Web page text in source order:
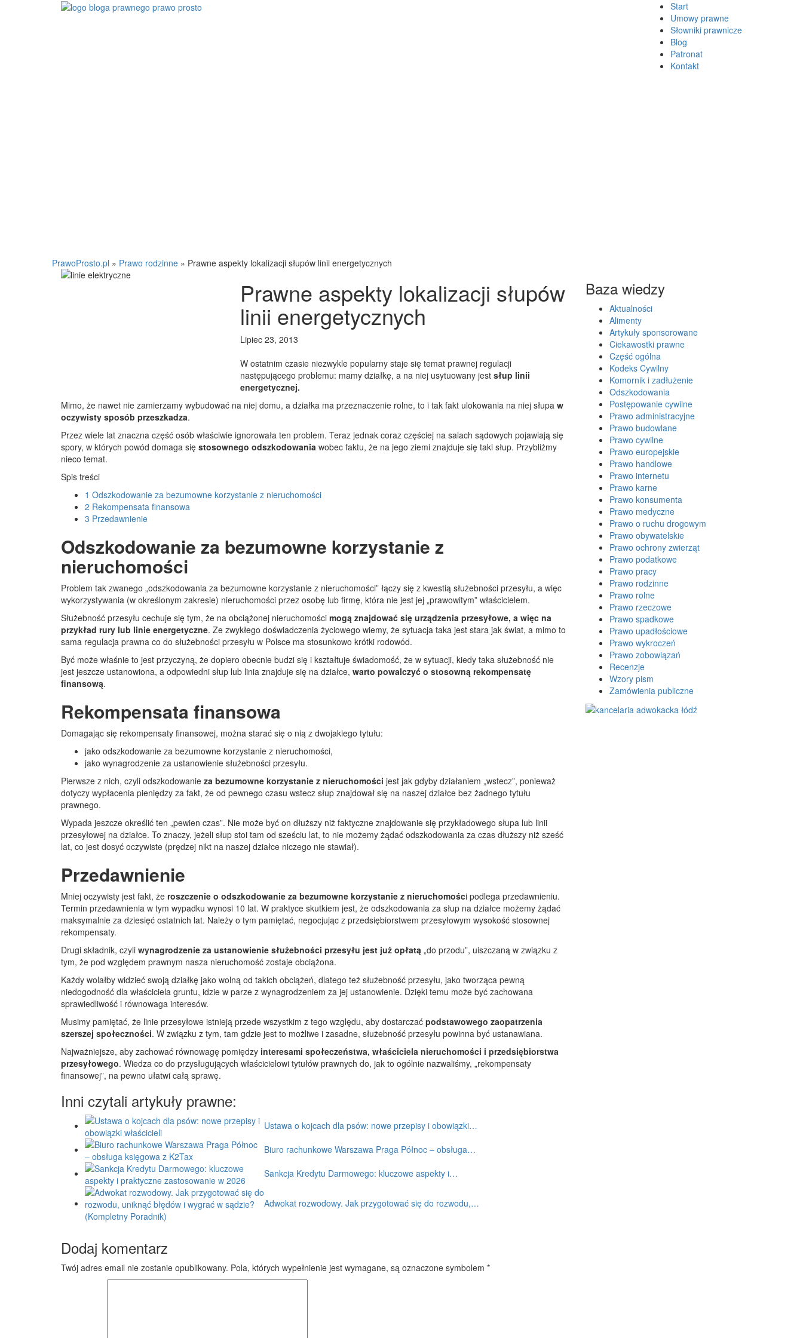
Start
Umowy prawne
Słowniki prawnicze
Blog
Patronat
Kontakt
PrawoProsto.pl » Prawo rodzinne » Prawne aspekty lokalizacji słupów linii energetycznych
Prawne aspekty lokalizacji słupów
linii energetycznych
Lipiec 23, 2013
W ostatnim czasie niezwykle popularny staje się temat prawnej regulacji
następującego problemu: mamy działkę, a na niej usytuowany jest słup linii
energetycznej.
Mimo, że nawet nie zamierzamy wybudować na niej domu, a działka ma przeznaczenie rolne, to i tak fakt ulokowania na niej słupa w
oczywisty sposób przeszkadza.
Przez wiele lat znaczna część osób właściwie ignorowała ten problem. Teraz jednak coraz częściej na salach sądowych pojawiają się
spory, w których powód domaga się stosownego odszkodowania wobec faktu, że na jego ziemi znajduje się taki słup. Przybliżmy
nieco temat.
Spis treści
1 Odszkodowanie za bezumowne korzystanie z nieruchomości
2 Rekompensata finansowa
3 Przedawnienie
Odszkodowanie za bezumowne korzystanie z
nieruchomości
Problem tak zwanego „odszkodowania za bezumowne korzystanie z nieruchomości” łączy się z kwestią służebności przesyłu, a więc
wykorzystywania (w określonym zakresie) nieruchomości przez osobę lub firmę, która nie jest jej „prawowitym” właścicielem.
Służebność przesyłu cechuje się tym, że na obciążonej nieruchomości mogą znajdować się urządzenia przesyłowe, a więc na
przykład rury lub linie energetyczne. Ze zwykłego doświadczenia życiowego wiemy, że sytuacja taka jest stara jak świat, a mimo to
sama regulacja prawna co do służebności przesyłu w Polsce ma stosunkowo krótki rodowód.
Być może właśnie to jest przyczyną, że dopiero obecnie budzi się i kształtuje świadomość, że w sytuacji, kiedy taka służebność nie
jest jeszcze ustanowiona, a odpowiedni słup lub linia znajduje się na działce, warto powalczyć o stosowną rekompensatę
finansową.
Rekompensata finansowa
Domagając się rekompensaty finansowej, można starać się o nią z dwojakiego tytułu:
jako odszkodowanie za bezumowne korzystanie z nieruchomości,
jako wynagrodzenie za ustanowienie służebności przesyłu.
Pierwsze z nich, czyli odszkodowanie za bezumowne korzystanie z nieruchomości jest jak gdyby działaniem „wstecz”, ponieważ
dotyczy wypłacenia pieniędzy za fakt, że od pewnego czasu wstecz słup znajdował się na naszej działce bez żadnego tytułu
prawnego.
Wypada jeszcze określić ten „pewien czas”. Nie może być on dłuższy niż faktyczne znajdowanie się przykładowego słupa lub linii
przesyłowej na działce. To znaczy, jeżeli słup stoi tam od sześciu lat, to nie możemy żądać odszkodowania za czas dłuższy niż sześć
lat, co jest dosyć oczywiste (prędzej nikt na naszej działce niczego nie stawiał).
Przedawnienie
Mniej oczywisty jest fakt, że roszczenie o odszkodowanie za bezumowne korzystanie z nieruchomości podlega przedawnieniu.
Termin przedawnienia w tym wypadku wynosi 10 lat. W praktyce skutkiem jest, że odszkodowania za słup na działce możemy żądać
maksymalnie za dziesięć ostatnich lat. Należy o tym pamiętać, negocjując z przedsiębiorstwem przesyłowym wysokość stosownej
rekompensaty.
Drugi składnik, czyli wynagrodzenie za ustanowienie służebności przesyłu jest już opłatą „do przodu”, uiszczaną w związku z
tym, że pod względem prawnym nasza nieruchomość zostaje obciążona.
Każdy wolałby widzieć swoją działkę jako wolną od takich obciążeń, dlatego też służebność przesyłu, jako tworząca pewną
niedogodność dla właściciela gruntu, idzie w parze z wynagrodzeniem za jej ustanowienie. Dzięki temu może być zachowana
sprawiedliwość i równowaga interesów.
Musimy pamiętać, że linie przesyłowe istnieją przede wszystkim z tego względu, aby dostarczać podstawowego zaopatrzenia
szerszej społeczności. W związku z tym, tam gdzie jest to możliwe i zasadne, służebność przesyłu powinna być ustanawiana.
Najważniejsze, aby zachować równowagę pomiędzy interesami społeczeństwa, właściciela nieruchomości i przedsiębiorstwa
przesyłowego. Wiedza co do przysługujących właścicielowi tytułów prawnych do, jak to ogólnie nazwaliśmy, „rekompensaty
finansowej”, na pewno ułatwi całą sprawę.
Inni czytali artykuły prawne:
Ustawa o kojcach dla psów: nowe przepisy i obowiązki…
Biuro rachunkowe Warszawa Praga Północ – obsługa…
Sankcja Kredytu Darmowego: kluczowe aspekty i…
Adwokat rozwodowy. Jak przygotować się do rozwodu,…
Dodaj komentarz
Twój adres email nie zostanie opublikowany. Pola, których wypełnienie jest wymagane, są oznaczone symbolem *
Baza wiedzy
Aktualności
Alimenty
Artykuły sponsorowane
Ciekawostki prawne
Część ogólna
Kodeks Cywilny
Komornik i zadłużenie
Odszkodowania
Postępowanie cywilne
Prawo administracyjne
Prawo budowlane
Prawo cywilne
Prawo europejskie
Prawo handlowe
Prawo internetu
Prawo karne
Prawo konsumenta
Prawo medyczne
Prawo o ruchu drogowym
Prawo obywatelskie
Prawo ochrony zwierząt
Prawo podatkowe
Prawo pracy
Prawo rodzinne
Prawo rolne
Prawo rzeczowe
Prawo spadkowe
Prawo upadłościowe
Prawo wykroczeń
Prawo zobowiązań
Recenzje
Wzory pism
Zamówienia publiczne